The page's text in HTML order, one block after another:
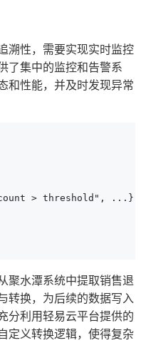
溯性，需要实现实时监控
了集中的监控和告警系
和性能，并及时发现异常
> threshold", ...}
聚水潭系统中提取销售退
转换，为后续的数据写入
分利用轻易云平台提供的
定义转换逻辑，使得复杂